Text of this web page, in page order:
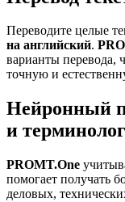
Переводите целые
на английский.
варианты перевода,
точную и
Нейронный
и
PROMT.One
помогает получать
деловых,